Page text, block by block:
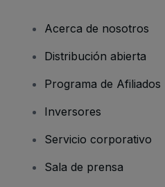
Acerca de nosotros
Distribución abierta
Programa de Afiliados
Inversores
Servicio corporativo
Sala de prensa